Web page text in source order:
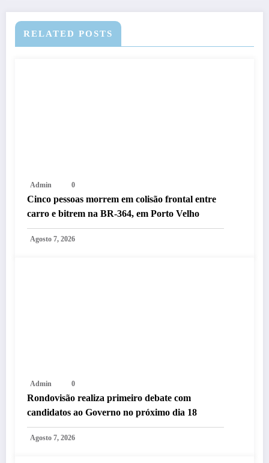
RELATED POSTS
Admin 0
Cinco pessoas morrem em colisão frontal entre
carro e bitrem na BR-364, em Porto Velho
Agosto 7, 2026
Admin 0
Rondovisão realiza primeiro debate com
candidatos ao Governo no próximo dia 18
Agosto 7, 2026